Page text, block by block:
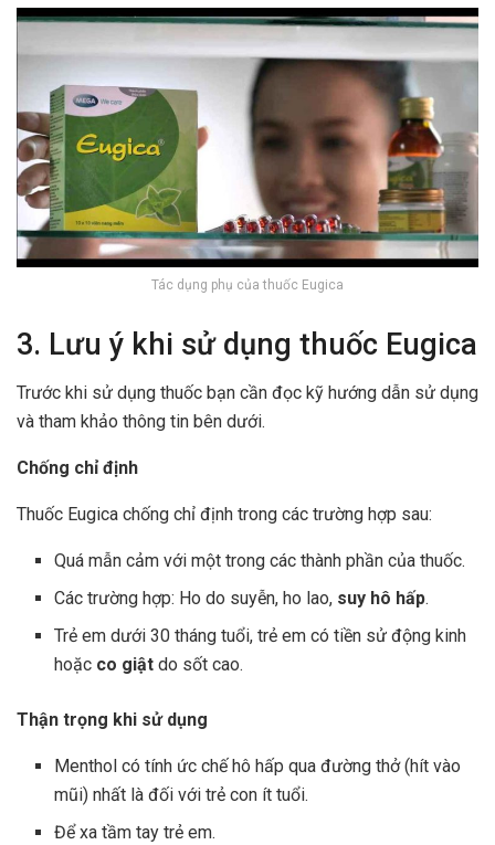
Tác dụng phụ của thuốc Eugica
3. Lưu ý khi sử dụng thuốc Eugica
Trước khi sử dụng thuốc bạn cần đọc kỹ hướng dẫn sử dụng
và tham khảo thông tin bên dưới.
Chống chỉ định
Thuốc Eugica chống chỉ định trong các trường hợp sau:
Quá mẫn cảm với một trong các thành phần của thuốc.
Các trường hợp: Ho do suyễn, ho lao, suy hô hấp.
Trẻ em dưới 30 tháng tuổi, trẻ em có tiền sử động kinh
hoặc co giật do sốt cao.
Thận trọng khi sử dụng
Menthol có tính ức chế hô hấp qua đường thở (hít vào
mũi) nhất là đối với trẻ con ít tuổi.
Để xa tầm tay trẻ em.